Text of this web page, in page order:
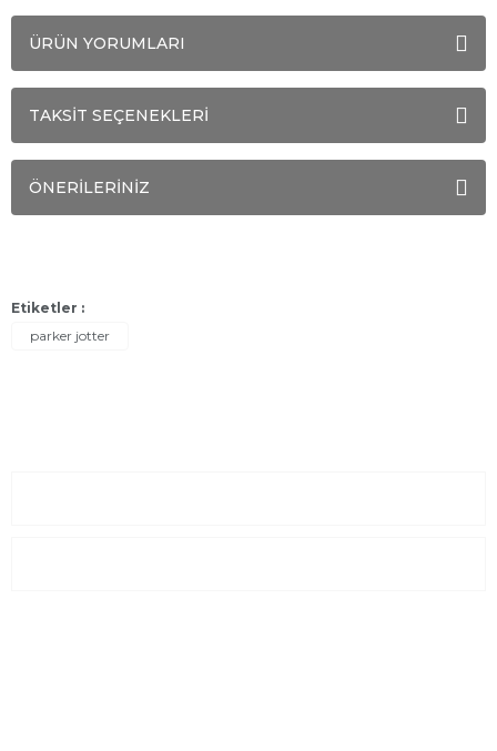
ÜRÜN YORUMLARI
TAKSİT SEÇENEKLERİ
ÖNERİLERİNİZ
Etiketler :
parker jotter